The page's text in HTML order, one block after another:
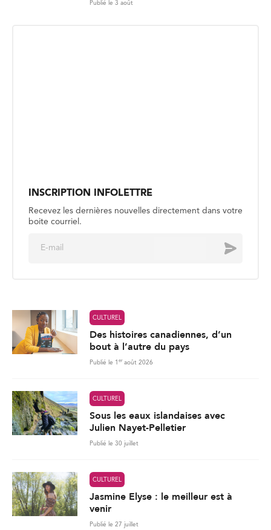
Publié le 3 août
l
Des histoires canadiennes, d’un
Sous les eaux islandaises avec
Julien Nayet-Pelletier
Publié le 30 juillet
Jasmine Elyse : le meilleur est à
venir
Publié le 27 juillet
Charger plus de nouvelles